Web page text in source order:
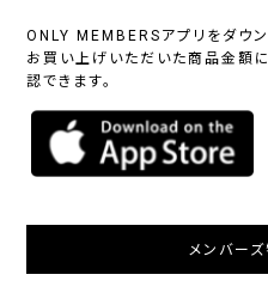
ONLY MEMBERSアプリをダウン
お買い上げいただいた商品金額
認できます。
メンバー